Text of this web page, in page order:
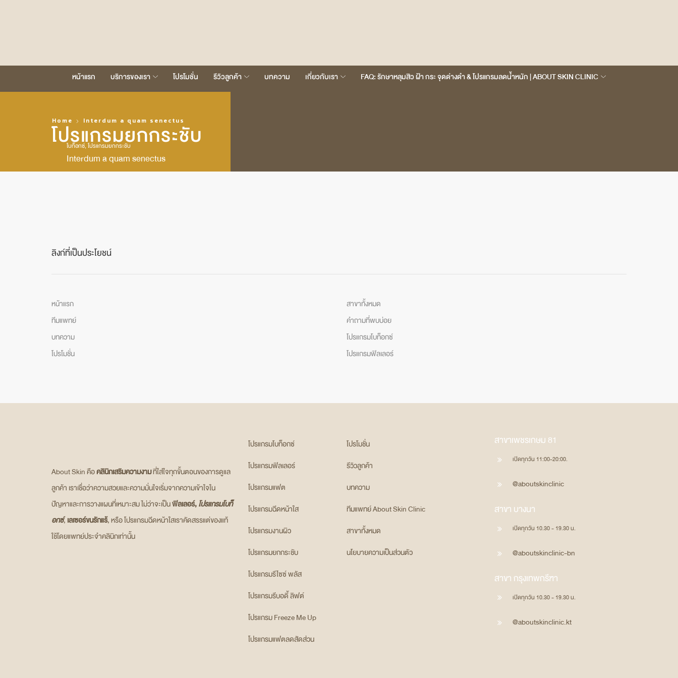
หน้าแรก บริการของเรา โปรโมชั่น รีวิวลูกค้า บทความ เกี่ยวกับเรา FAQ: รักษาหลุมสิว ฝ้า กระ จุดด่างดำ & โปรแกรมลดน้ำหนัก | ABOUT SKIN CLINIC
Home Interdum a quam senectus
โปรแกรมยกกระชับ
โบท็อกซ์, โปรแกรมยกกระชับ
Interdum a quam senectus
ลิงก์ที่เป็นประโยชน์
หน้าแรก
ทีมแพทย์
บทความ
โปรโมชั่น
สาขาทั้งหมด
คำถามที่พบบ่อย
โปรแกรมโบท็อกซ์
โปรแกรมฟิลเลอร์
About Skin คือ คลินิกเสริมความงามที่ใส่ใจทุกขั้นตอนของการดูแล
ลูกค้า เราเชื่อว่าความสวยและความมั่นใจเริ่มจากความเข้าใจใน
ปัญหาและการวางแผนที่เหมาะสม ไม่ว่าจะเป็น ฟิลเลอร์, โปรแกรมโบท็
อกซ์, เลเซอร์ขนรักแร้, หรือ โปรแกรมฉีดหน้าใสเราคัดสรรแต่ของแท้
ใช้โดยแพทย์ประจำคลินิกเท่านั้น
โปรแกรมโบท็อกซ์
โปรแกรมฟิลเลอร์
โปรแกรมแฟต
โปรแกรมฉีดหน้าใส
โปรแกรมงานผิว
โปรแกรมยกกระชับ
โปรแกรมรีไซซ์ พลัส
โปรแกรมรีบอดี้ ลิฟต์
โปรแกรม Freeze Me Up
โปรแกรมแฟตลดสัดส่วน
โปรโมชั่น
รีวิวลูกค้า
บทความ
ทีมแพทย์ About Skin Clinic
สาขาทั้งหมด
นโยบายความเป็นส่วนตัว
สาขาเพชรเกษม 81
เปิดทุกวัน 11:00-20:00.
@aboutskinclinic
สาขา บางนา
เปิดทุกวัน 10.30 - 19.30 น.
@aboutskinclinic-bn
สาขา กรุงเทพกรีฑา
เปิดทุกวัน 10.30 - 19.30 น.
@aboutskinclinic.kt